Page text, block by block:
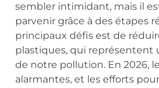
sembler intimidant, mais il
parvenir grâce à des étapes
principaux défis est de
plastiques, qui représentent
de notre pollution. En 2026,
alarmantes, et les efforts